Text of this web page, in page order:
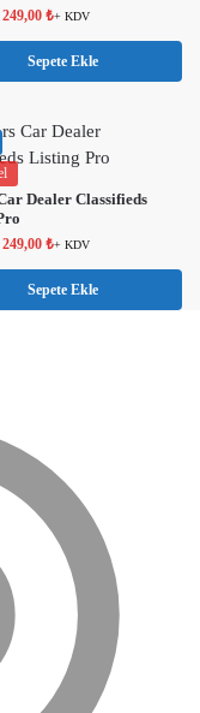
249,00 ₺+ KDV
Sepete Ekle
Dealer Classifieds
249,00 ₺+ KDV
Sepete Ekle